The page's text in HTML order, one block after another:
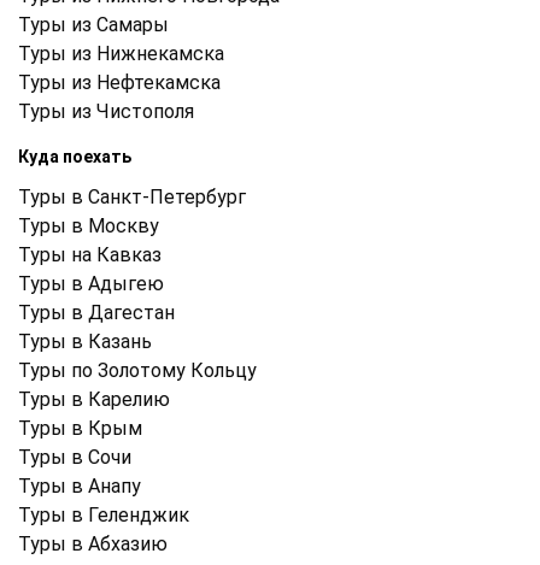
Туры из Самары
Туры из Нижнекамска
Туры из Нефтекамска
Туры из Чистополя
Куда поехать
Туры в Санкт-Петербург
Туры в Москву
Туры на Кавказ
Туры в Адыгею
Туры в Дагестан
Туры в Казань
Туры по Золотому Кольцу
Туры в Карелию
Туры в Крым
Туры в Cочи
Туры в Анапу
Туры в Геленджик
Туры в Абхазию